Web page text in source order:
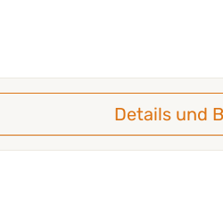
Details und